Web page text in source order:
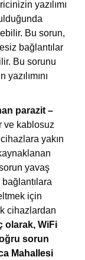
yazılımı
Bu sorun,
bağlantılar
Bu sorunu
parazit –
ve kablosuz
yakın
yavaş
bağlantılara
için
cihazlardan
olarak, WiFi
sorun
Mahallesi